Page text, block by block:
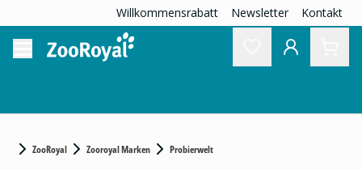
Willkommensrabatt Newsletter Kontakt
ZooRoyal Zooroyal Marken Probierwelt